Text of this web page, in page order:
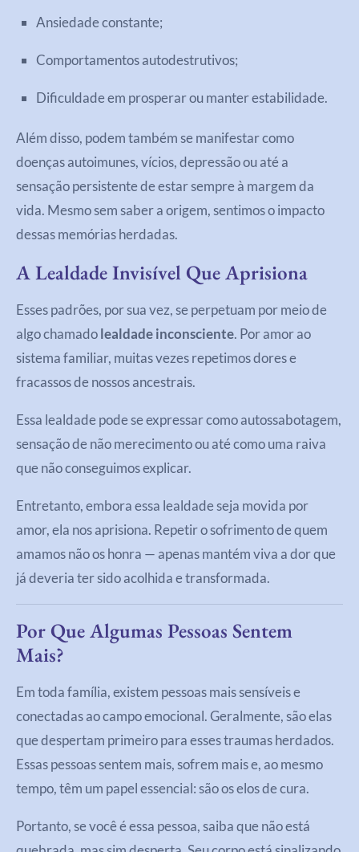
Ansiedade constante;
Comportamentos autodestrutivos;
Dificuldade em prosperar ou manter estabilidade.
Além disso, podem também se manifestar como
doenças autoimunes, vícios, depressão ou até a
sensação persistente de estar sempre à margem da
vida. Mesmo sem saber a origem, sentimos o impacto
dessas memórias herdadas.
A Lealdade Invisível Que Aprisiona
Esses padrões, por sua vez, se perpetuam por meio de
algo chamadolealdade inconsciente. Por amor ao
sistema familiar, muitas vezes repetimos dores e
fracassos de nossos ancestrais.
Essa lealdade pode se expressar como autossabotagem,
sensação de não merecimento ou até como uma raiva
que não conseguimos explicar.
Entretanto, embora essa lealdade seja movida por
amor, ela nos aprisiona. Repetir o sofrimento de quem
amamos não os honra — apenas mantém viva a dor que
já deveria ter sido acolhida e transformada.
Por Que Algumas Pessoas Sentem
Mais?
Em toda família, existem pessoas mais sensíveis e
conectadas ao campo emocional. Geralmente, são elas
que despertam primeiro para esses traumas herdados.
Essas pessoas sentem mais, sofrem mais e, ao mesmo
tempo, têm um papel essencial: são os elos de cura.
Portanto, se você é essa pessoa, saiba que não está